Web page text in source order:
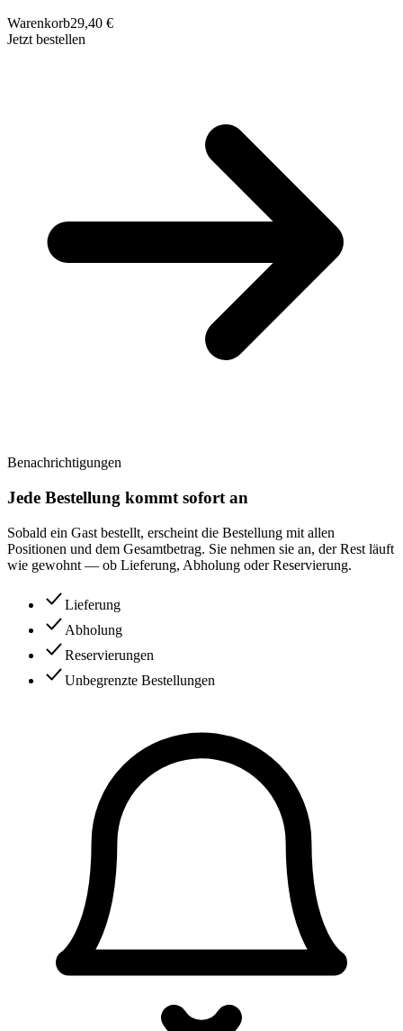
Warenkorb29,40 €
Jetzt bestellen
Benachrichtigungen
Jede Bestellung kommt sofort an
Sobald ein Gast bestellt, erscheint die Bestellung mit allen
Positionen und dem Gesamtbetrag. Sie nehmen sie an, der Rest läuft
wie gewohnt — ob Lieferung, Abholung oder Reservierung.
Lieferung
Abholung
Reservierungen
Unbegrenzte Bestellungen